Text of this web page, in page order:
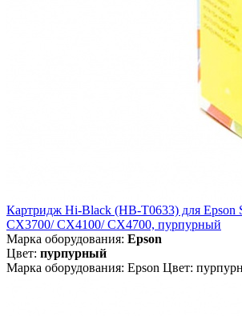
Картридж Hi-Black (HB-T0633) для Epson
CX3700/ CX4100/ CX4700, пурпурный
Марка оборудования: Epson
Цвет: пурпурный
Марка оборудования: Epson Цвет: